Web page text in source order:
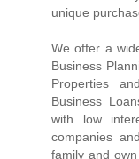
unique
We offer a
Business
Properties
Business
with low
companies
family and